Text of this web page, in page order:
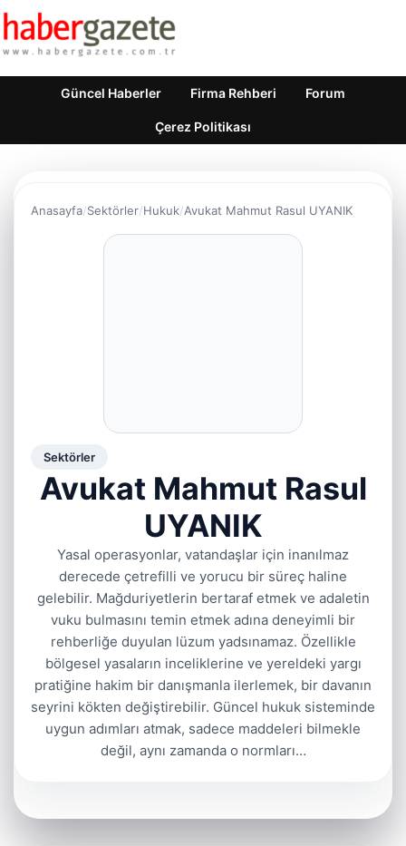
Güncel Haberler Firma Rehberi Forum
Çerez Politikası
Anasayfa Sektörler Hukuk Avukat Mahmut Rasul UYANIK
Sektörler
Avukat Mahmut Rasul
UYANIK
Yasal operasyonlar, vatandaşlar için inanılmaz
derecede çetrefilli ve yorucu bir süreç haline
gelebilir. Mağduriyetlerin bertaraf etmek ve adaletin
vuku bulmasını temin etmek adına deneyimli bir
rehberliğe duyulan lüzum yadsınamaz. Özellikle
bölgesel yasaların inceliklerine ve yereldeki yargı
pratiğine hakim bir danışmanla ilerlemek, bir davanın
seyrini kökten değiştirebilir. Güncel hukuk sisteminde
uygun adımları atmak, sadece maddeleri bilmekle
değil, aynı zamanda o normları…